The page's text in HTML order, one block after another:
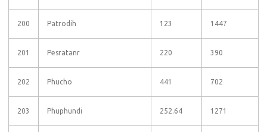
200 Patrodih 123 1447
201 Pesratanr 220 390
202 Phucho 441 702
203 Phuphundi 252.64 1271